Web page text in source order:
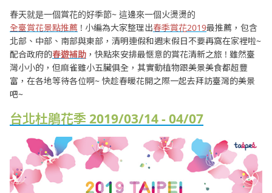
春天就是一個賞花的好季節~ 這邊來一個火燙燙的
全臺賞花景點推薦 ! 小編為大家整理出春季賞花2019最推薦，包含
北部、中部、南部與東部，清明連假和週末假日不要再窩在家裡啦~
配合政府的春遊補助 ，快點來安排最愜意的賞花清新之旅 ! 雖然臺
灣小小的，但麻雀雖小五臟俱全，其實動植物跟美景美食都超豐
富，在各地等待各位啊~ 快趁春暖花開之際一起去拜訪臺灣的美景
吧~
台北杜鵑花季 2019/03/14 - 04/07